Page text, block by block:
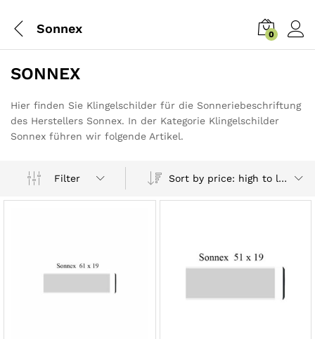
Sonnex 0
SONNEX
Hier finden Sie Klingelschilder für die Sonneriebeschriftung
des Herstellers Sonnex. In der Kategorie Klingelschilder
Sonnex führen wir folgende Artikel.
Filter Sort by price: high to low